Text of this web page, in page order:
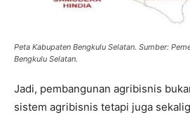
Peta Kabupaten Bengkulu Selatan. Sumber:
Bengkulu Selatan.
Jadi, pembangunan agribisnis
sistem agribisnis tetapi juga